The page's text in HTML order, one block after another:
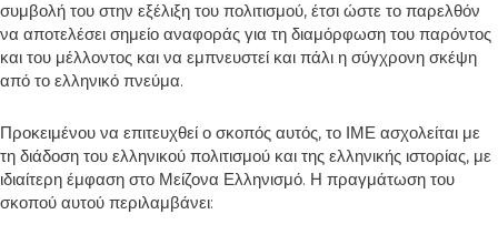
συμβολή του στην εξέλιξη του πολιτισμού, έτσι ώστε το παρελθόν
να αποτελέσει σημείο αναφοράς για τη διαμόρφωση του παρόντος
και του μέλλοντος και να εμπνευστεί και πάλι η σύγχρονη σκέψη
από το ελληνικό πνεύμα.
Προκειμένου να επιτευχθεί ο σκοπός αυτός, το ΙΜΕ ασχολείται με
τη διάδοση του ελληνικού πολιτισμού και της ελληνικής ιστορίας, με
ιδιαίτερη έμφαση στο Μείζονα Ελληνισμό. Η πραγμάτωση του
σκοπού αυτού περιλαμβάνει: